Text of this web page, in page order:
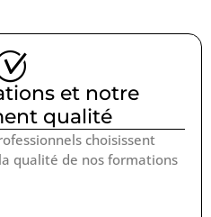
et notre
qualité
choisissent
qualité de nos formations